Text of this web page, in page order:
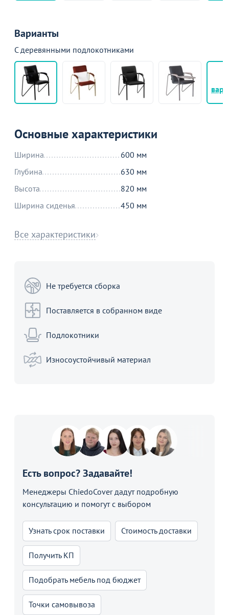
Варианты
С деревянными подлокотниками
Основные характеристики
Ширина
600 мм
Глубина
630 мм
Высота
820 мм
Ширина сиденья
450 мм
Все характеристики
Не требуется сборка
Поставляется в собранном виде
Подлокотники
Износоустойчивый материал
Есть вопрос? Задавайте!
Менеджеры ChiedoCover дадут подробную
консультацию и помогут с выбором
Узнать срок поставки Стоимость доставки
Получить КП
Подобрать мебель под бюджет
Точки самовывоза